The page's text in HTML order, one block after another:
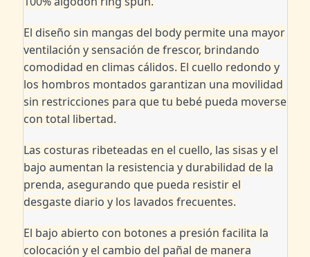
El diseño sin mangas del body permite una mayor
ventilación y sensación de frescor, brindando
comodidad en climas cálidos. El cuello redondo y
los hombros montados garantizan una movilidad
sin restricciones para que tu bebé pueda moverse
con total libertad.
Las costuras ribeteadas en el cuello, las sisas y el
bajo aumentan la resistencia y durabilidad de la
prenda, asegurando que pueda resistir el
desgaste diario y los lavados frecuentes.
El bajo abierto con botones a presión facilita la
colocación y el cambio del pañal de manera